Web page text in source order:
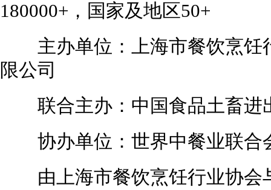
180000+，国家及地区50+
主办单位：上海市餐饮烹饪
限公司
联合主办：中国食品土畜进
协办单位：世界中餐业联合
由上海市餐饮烹饪行业协会